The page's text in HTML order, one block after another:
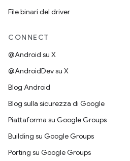
File binari del driver
CONNECT
@Android su X
@AndroidDev su X
Blog Android
Blog sulla sicurezza di Google
Piattaforma su Google Groups
Building su Google Groups
Porting su Google Groups